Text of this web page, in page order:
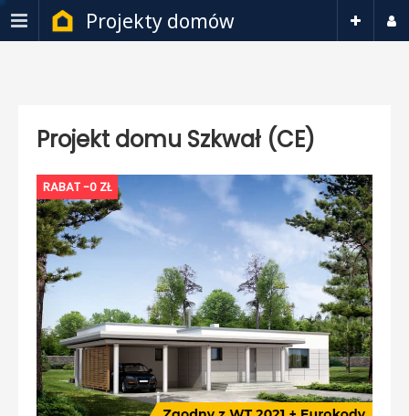
Projekty domów
Projekt domu Szkwał (CE)
RABAT -0 ZŁ